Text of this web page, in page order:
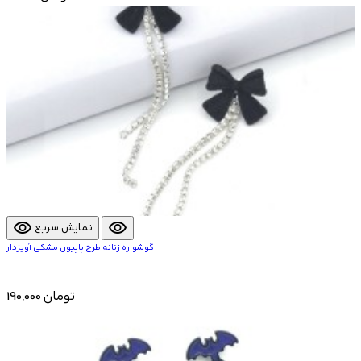
visibility نمایش سریع visibility
گوشواره زنانه طرح پاپیون مشکی آویزدار
190,000 تومان